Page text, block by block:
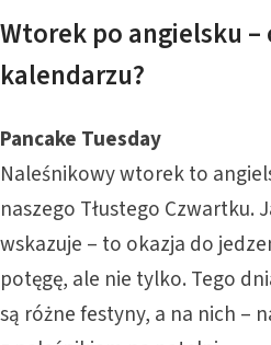
Wtorek po angielsku –
kalendarzu?
Pancake Tuesday
Naleśnikowy wtorek to
naszego Tłustego Czwartku.
wskazuje – to okazja do
potęgę, ale nie tylko. Tego
są różne festyny, a na nich –